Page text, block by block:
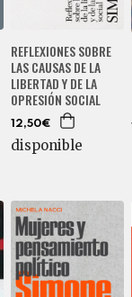
REFLEXIONES SOBRE
LAS CAUSAS DE LA
LIBERTAD Y DE LA
OPRESIÓN SOCIAL
12,50€
disponible